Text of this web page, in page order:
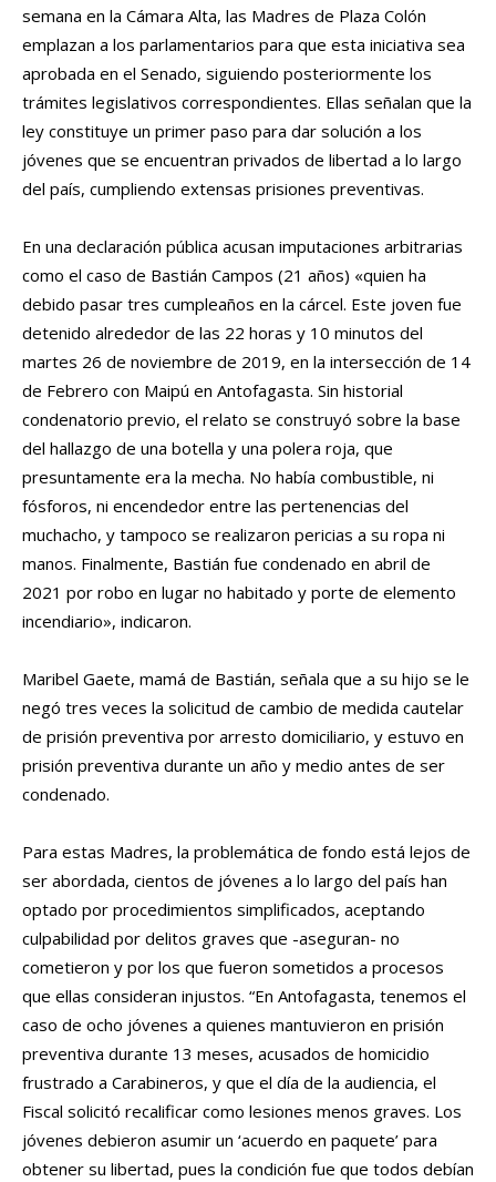
semana en la Cámara Alta, las Madres de Plaza Colón
emplazan a los parlamentarios para que esta iniciativa sea
aprobada en el Senado, siguiendo posteriormente los
trámites legislativos correspondientes. Ellas señalan que la
ley constituye un primer paso para dar solución a los
jóvenes que se encuentran privados de libertad a lo largo
del país, cumpliendo extensas prisiones preventivas.
En una declaración pública acusan imputaciones arbitrarias
como el caso de Bastián Campos (21 años) «quien ha
debido pasar tres cumpleaños en la cárcel. Este joven fue
detenido alrededor de las 22 horas y 10 minutos del
martes 26 de noviembre de 2019, en la intersección de 14
de Febrero con Maipú en Antofagasta. Sin historial
condenatorio previo, el relato se construyó sobre la base
del hallazgo de una botella y una polera roja, que
presuntamente era la mecha. No había combustible, ni
fósforos, ni encendedor entre las pertenencias del
muchacho, y tampoco se realizaron pericias a su ropa ni
manos. Finalmente, Bastián fue condenado en abril de
2021 por robo en lugar no habitado y porte de elemento
incendiario», indicaron.
Maribel Gaete, mamá de Bastián, señala que a su hijo se le
negó tres veces la solicitud de cambio de medida cautelar
de prisión preventiva por arresto domiciliario, y estuvo en
prisión preventiva durante un año y medio antes de ser
condenado.
Para estas Madres, la problemática de fondo está lejos de
ser abordada, cientos de jóvenes a lo largo del país han
optado por procedimientos simplificados, aceptando
culpabilidad por delitos graves que -aseguran- no
cometieron y por los que fueron sometidos a procesos
que ellas consideran injustos. “En Antofagasta, tenemos el
caso de ocho jóvenes a quienes mantuvieron en prisión
preventiva durante 13 meses, acusados de homicidio
frustrado a Carabineros, y que el día de la audiencia, el
Fiscal solicitó recalificar como lesiones menos graves. Los
jóvenes debieron asumir un ‘acuerdo en paquete’ para
obtener su libertad, pues la condición fue que todos debían